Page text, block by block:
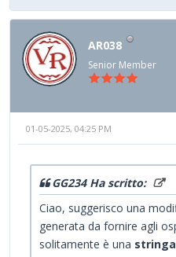
AR038
Senior Member
01-05-2025, 04:25 PM
GG234 Ha scritto:
Ciao, suggerisco una
generata da fornire agli
solitamente è una